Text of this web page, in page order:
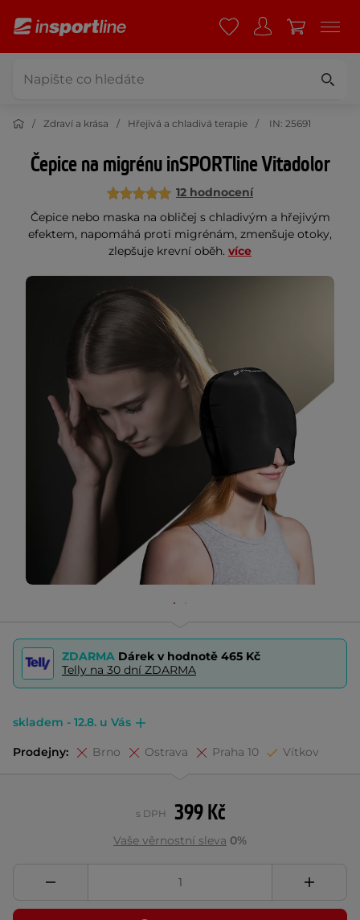
Zdraví a krása Hřejivá a chladivá terapie IN: 25691
Čepice na migrénu inSPORTline Vitadolor
12 hodnocení
Čepice nebo maska na obličej s chladivým a hřejivým
efektem, napomáhá proti migrénám, zmenšuje otoky,
zlepšuje krevní oběh. více
ZDARMA Dárek v hodnotě 465 Kč
Telly na 30 dní ZDARMA
skladem - 12.8. u Vás
Prodejny: Brno Ostrava Praha 10 Vítkov
399 Kč
s DPH
Vaše věrnostní sleva 0%